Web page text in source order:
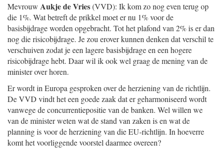
Mevrouw Aukje de Vries(VVD): Ik kom zo nog even terug op
die 1%. Wat betreft de prikkel moet er nu 1% voor de
basisbijdrage worden opgebracht. Tot het plafond van 2% is er dan
nog die risicobijdrage. Je zou erover kunnen denken dat verschil te
verschuiven zodat je een lagere basisbijdrage en een hogere
risicobijdrage hebt. Daar wil ik ook wel graag de mening van de
minister over horen.
Er wordt in Europa gesproken over de herziening van de richtlijn.
De VVD vindt het een goede zaak dat er geharmoniseerd wordt
vanwege de concurrentiepositie van de banken. Wel willen we
van de minister weten wat de stand van zaken is en wat de
planning is voor de herziening van die EU-richtlijn. In hoeverre
komt het voorliggende voorstel daarmee overeen?